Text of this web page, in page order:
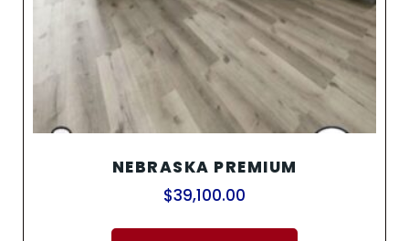
NEBRASKA PREMIUM
$39,100.00